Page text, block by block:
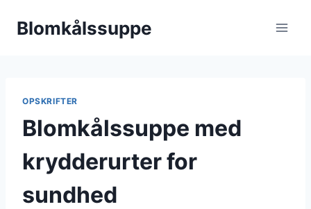
Blomkålssuppe
OPSKRIFTER
Blomkålssuppe med
krydderurter for
sundhed